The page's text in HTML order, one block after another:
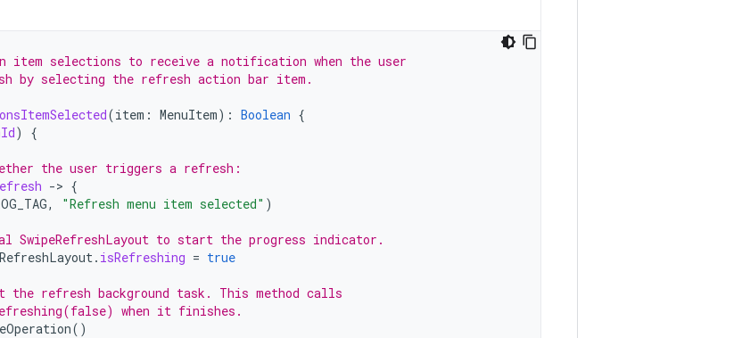
selections to receive a notification when the user
by selecting the refresh action bar item.
(item : MenuItem): Boolean {
) {
the user triggers a refresh:
-> {
, "Refresh menu item selected" )
SwipeRefreshLayout to start the progress indicator.
. isRefreshing = true
refresh background task. This method calls
when it finishes.
()